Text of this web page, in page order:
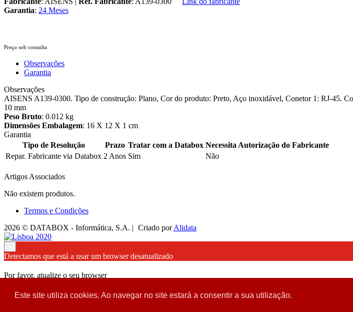
Este site utiliza cookies. Ao navegar no site estará a consentir a sua utilização.
Garantia: 24 Meses
Preço sob consulta
Observações
Garantia
Observações
AISENS A139-0300. Tipo de construção: Plano, Cor do produto: Preto, Aço inoxidável, Conetor 1: RJ-45.
10 mm
Peso Bruto: 0.012 kg
Dimensões Embalagem: 16 X 12 X 1 cm
Garantia
Tipo de Resolução
Prazo Tratar com a Databox Necessita Autorização do Fabricante
Repar. Fabricante via Databox 2 Anos Sim Não
Artigos Associados
Não existem produtos.
Termos e Condições
2026 © DATABOX - Informática, S.A. | Criado porAlidata
Detectamos que está a usar um browser desatualizado
Por favor, atualize o seu browser